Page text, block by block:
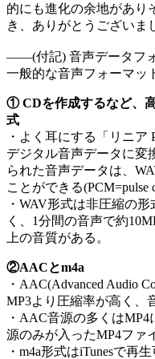
的にも進化の余地があり
き、ありがとうございま
——(付記) 音声データ
一般的な音声フォーマッ
① CDを作成するなど、
式
・よく耳にする「リニ
デジタル音声データに変
られた音声データは、
ことができる(PCM=pulse
・WAV形式は非圧縮の
く、1分間の音声で約
上の音質がある。
②AACとm4a
・AAC(Advanced Audio
MP3より圧縮率が高く、
・AAC音源の多くは
源のみが入ったMP4ファ
・m4a形式はiTunesで再